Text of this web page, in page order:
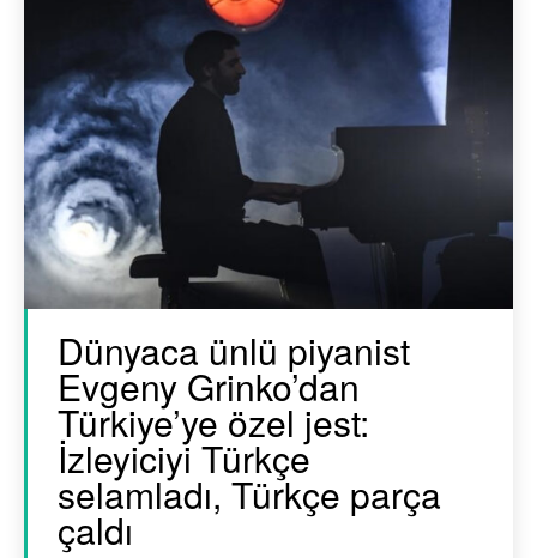
Dünyaca ünlü piyanist
Evgeny Grinko’dan
Türkiye’ye özel jest:
İzleyiciyi Türkçe
selamladı, Türkçe parça
çaldı